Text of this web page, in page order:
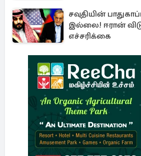
சவுதியின்
இல்லை! ஈரான்
எச்சரிக்கை